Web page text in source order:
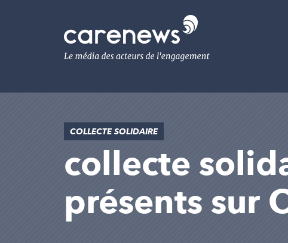
Le
média
de
COLLECTE SOLIDAIRE
collecte
présents sur